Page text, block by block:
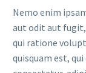
Nemo enim
aut odit aut fugit,
qui ratione
quisquam est,